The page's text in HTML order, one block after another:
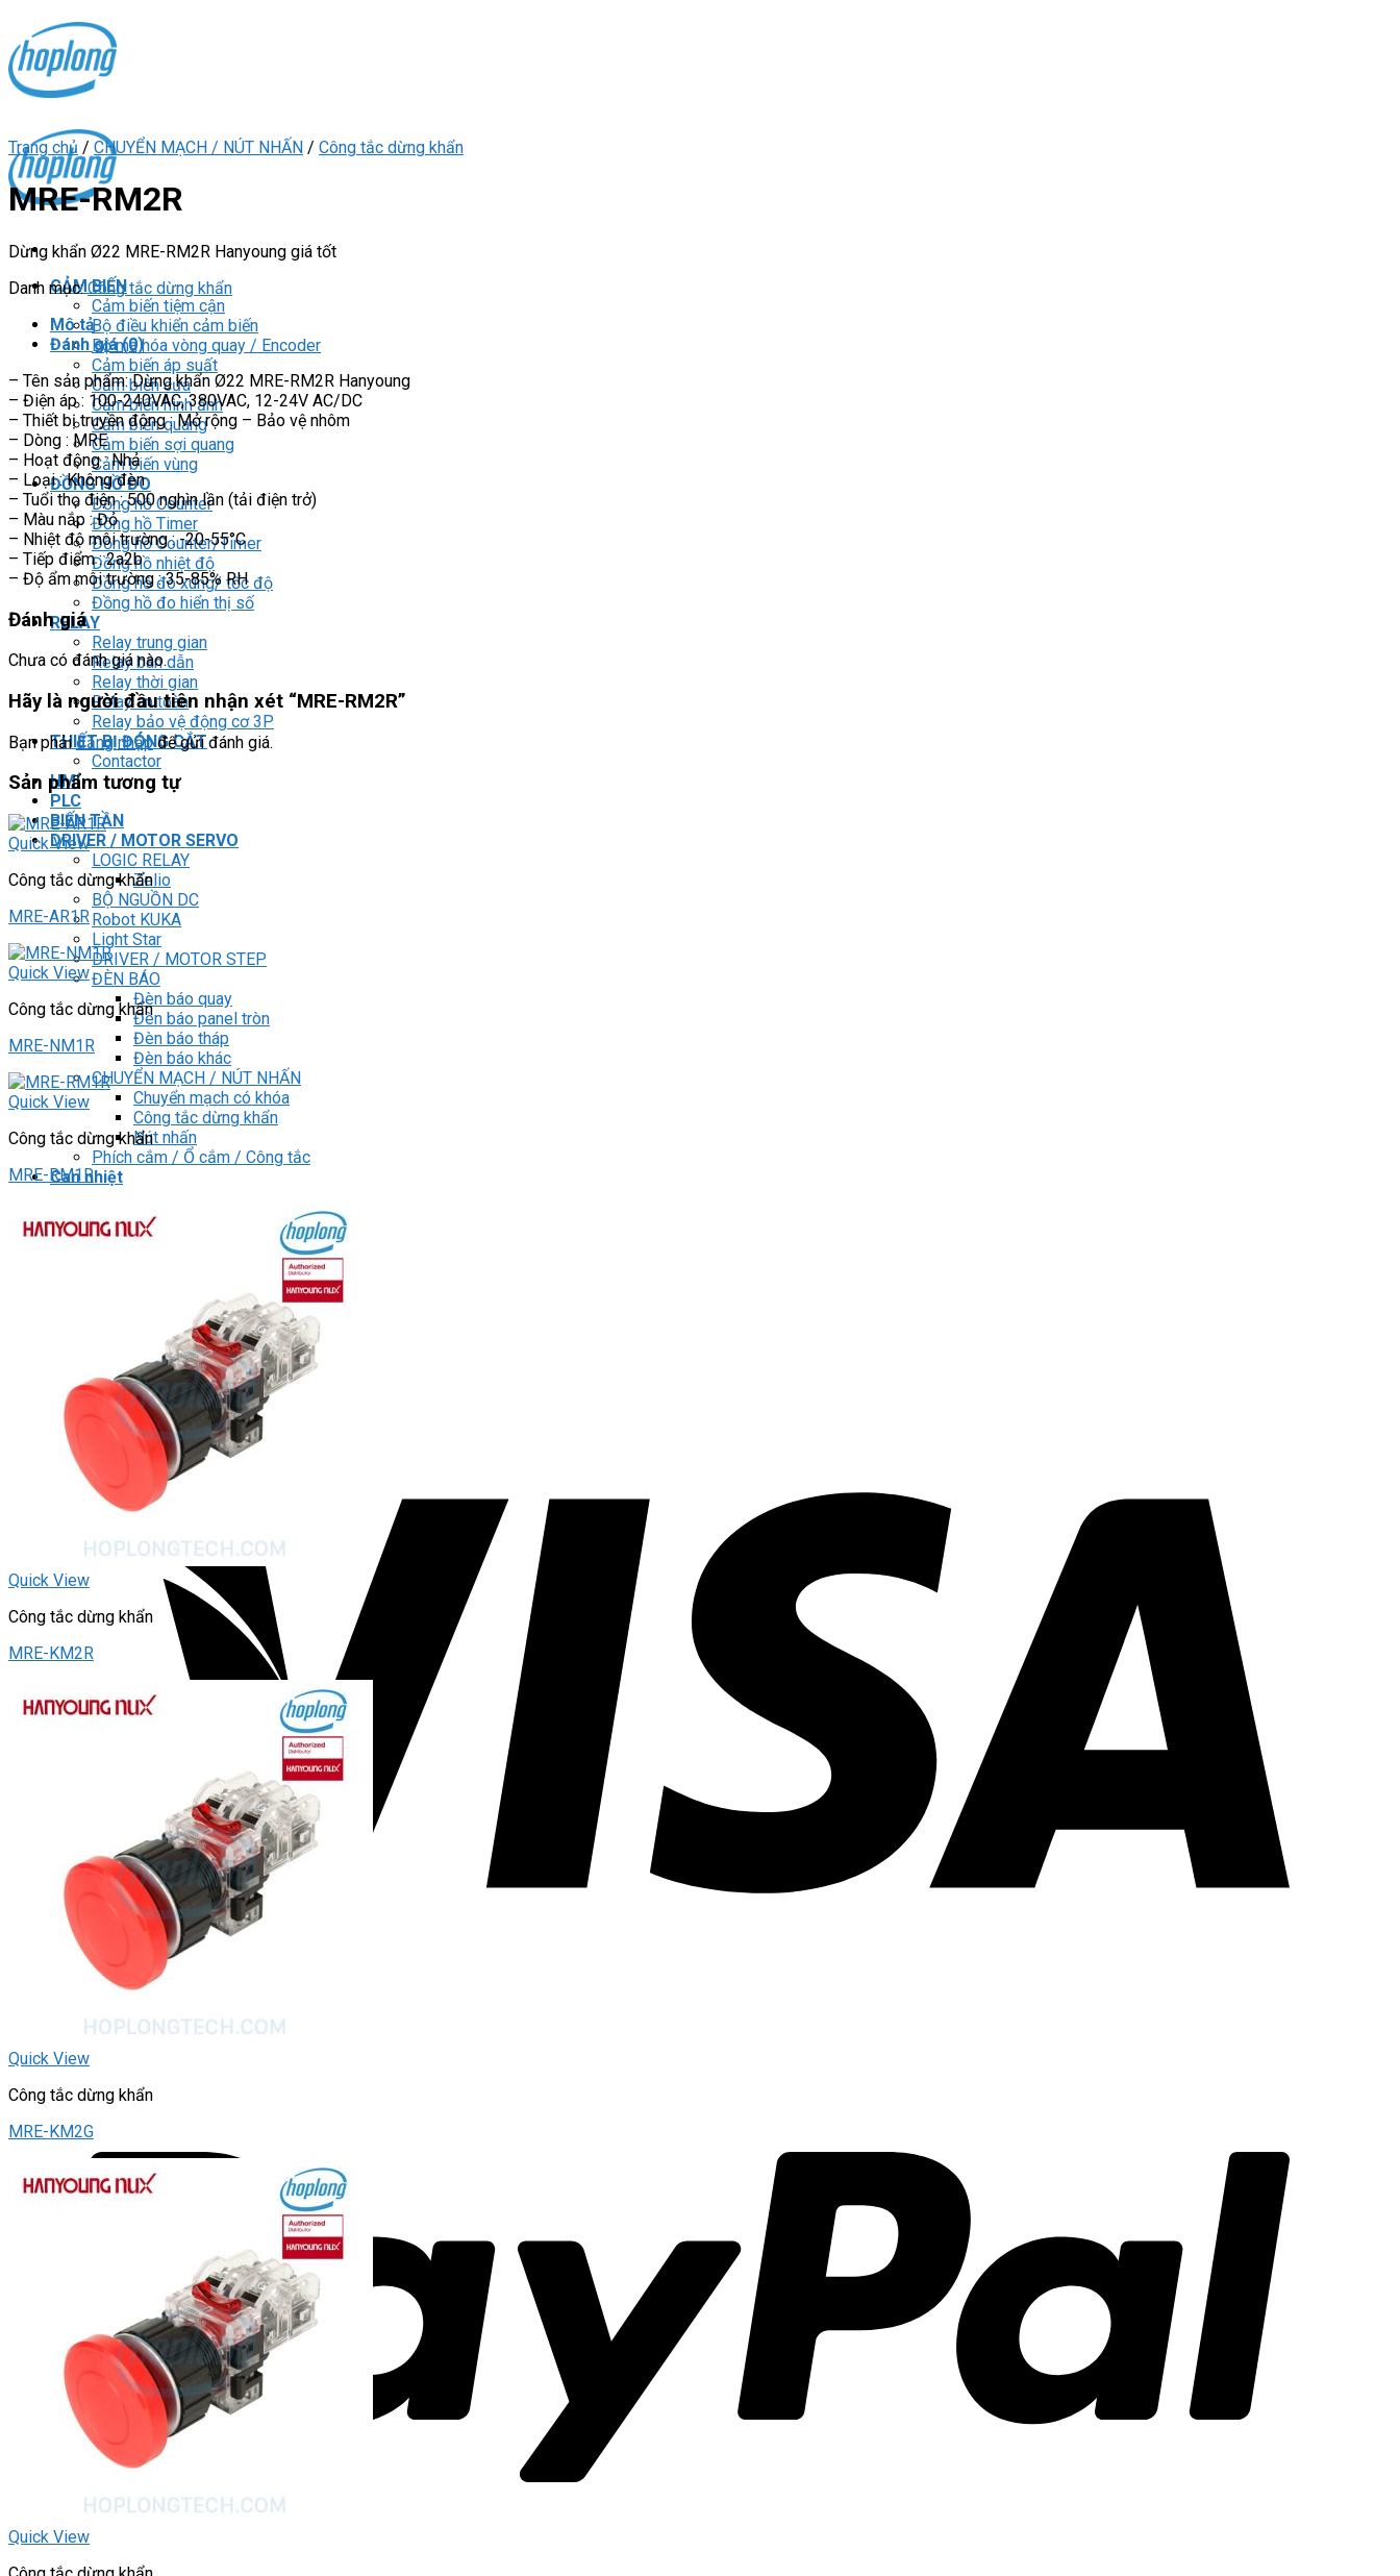
content
CẢM BIẾN
Cảm biến tiệm cận
Bộ điều khiển cảm biến
Bộ mã hóa vòng quay / Encoder
Cảm biến áp suất
Cảm biến cửa
Cảm biến hình ảnh
Cảm biến quang
Cảm biến sợi quang
Cảm biến vùng
ĐỒNG HỒ ĐO
Đồng hồ Counter
Đồng hồ Timer
Đồng hồ Counter/Timer
Đồng hồ nhiệt độ
Đồng hồ đo xung/ tốc độ
Đồng hồ đo hiển thị số
RELAY
Relay trung gian
Relay bán dẫn
Relay thời gian
Relay an toàn
Relay bảo vệ động cơ 3P
THIẾT BỊ ĐÓNG CẮT
Contactor
HMI
PLC
BIẾN TẦN
DRIVER / MOTOR SERVO
LOGIC RELAY
Zelio
BỘ NGUỒN DC
Robot KUKA
Light Star
DRIVER / MOTOR STEP
ĐÈN BÁO
Đèn báo quay
Đèn báo panel tròn
Đèn báo tháp
Đèn báo khác
CHUYỂN MẠCH / NÚT NHẤN
Chuyển mạch có khóa
Công tắc dừng khẩn
Nút nhấn
Phích cắm / Ổ cắm / Công tắc
Can nhiệt
kiếm:
Chưa có sản phẩm trong giỏ hàng.
Trang chủ / CHUYỂN MẠCH / NÚT NHẤN / Công tắc dừng khẩn
MRE-RM2R
Dừng khẩn Ø22 MRE-RM2R Hanyoung giá tốt
Danh mục:Công tắc dừng khẩn
Mô tả
Đánh giá (0)
– Tên sản phẩm: Dừng khẩn Ø22 MRE-RM2R Hanyoung
– Điện áp : 100-240VAC, 380VAC, 12-24V AC/DC
– Thiết bị truyền động : Mở rộng – Bảo vệ nhôm
– Dòng : MRE
– Hoạt động : Nhả
– Loại : Không đèn
– Tuổi thọ điện : 500 nghìn lần (tải điện trở)
– Màu nắp : Đỏ
– Nhiệt độ môi trường : -20-55°C
– Tiếp điểm : 2a2b
– Độ ẩm môi trường : 35-85% RH
Đánh giá
Chưa có đánh giá nào.
Hãy là người đầu tiên nhận xét “MRE-RM2R”
Bạn phải đăng nhậpđể gửi đánh giá.
Sản phẩm tương tự
Quick View
Công tắc dừng khẩn
MRE-AR1R
Quick View
Công tắc dừng khẩn
MRE-NM1R
Quick View
Công tắc dừng khẩn
MRE-RM1R
Quick View
Công tắc dừng khẩn
MRE-KM2R
Quick View
Công tắc dừng khẩn
MRE-KM2G
Quick View